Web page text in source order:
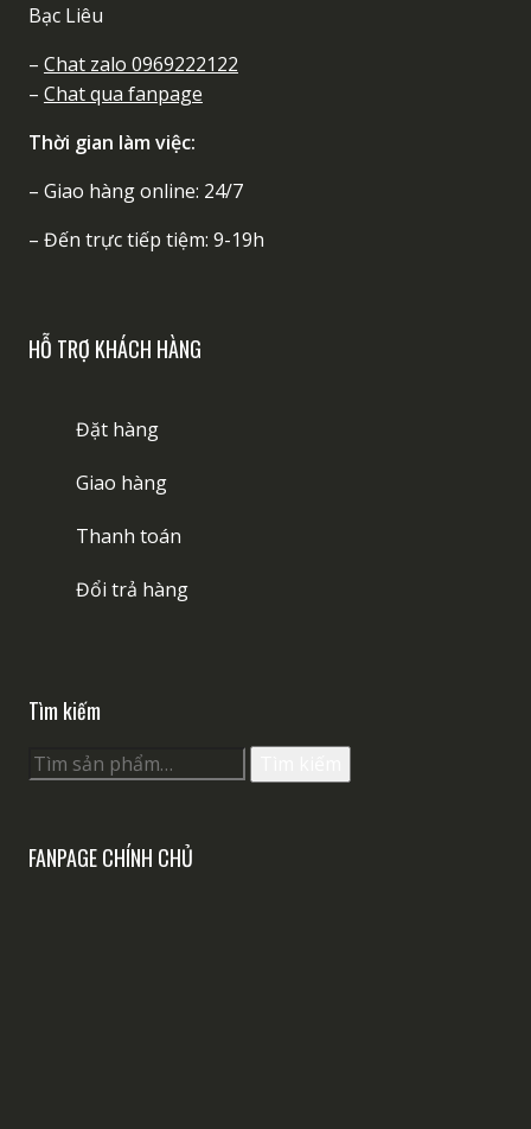
Bạc Liêu
– Chat zalo 0969222122
– Chat qua fanpage
Thời gian làm việc:
– Giao hàng online: 24/7
– Đến trực tiếp tiệm: 9-19h
HỖ TRỢ KHÁCH HÀNG
Đặt hàng
Giao hàng
Thanh toán
Đổi trả hàng
Tìm kiếm
Tìm
kiếm:
FANPAGE CHÍNH CHỦ